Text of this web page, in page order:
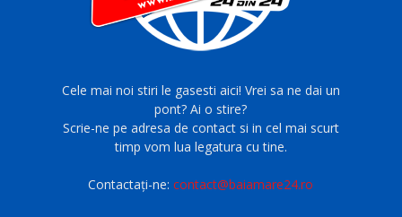
Cele mai noi stiri le gasesti aici! Vrei sa ne dai un
pont? Ai o stire?
Scrie-ne pe adresa de contact si in cel mai scurt
timp vom lua legatura cu tine.
Contactați-ne:contact@baiamare24.ro